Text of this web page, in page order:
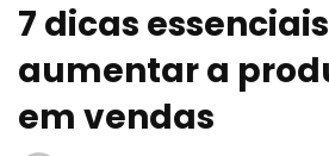
7 dicas
aumentar a
em vendas